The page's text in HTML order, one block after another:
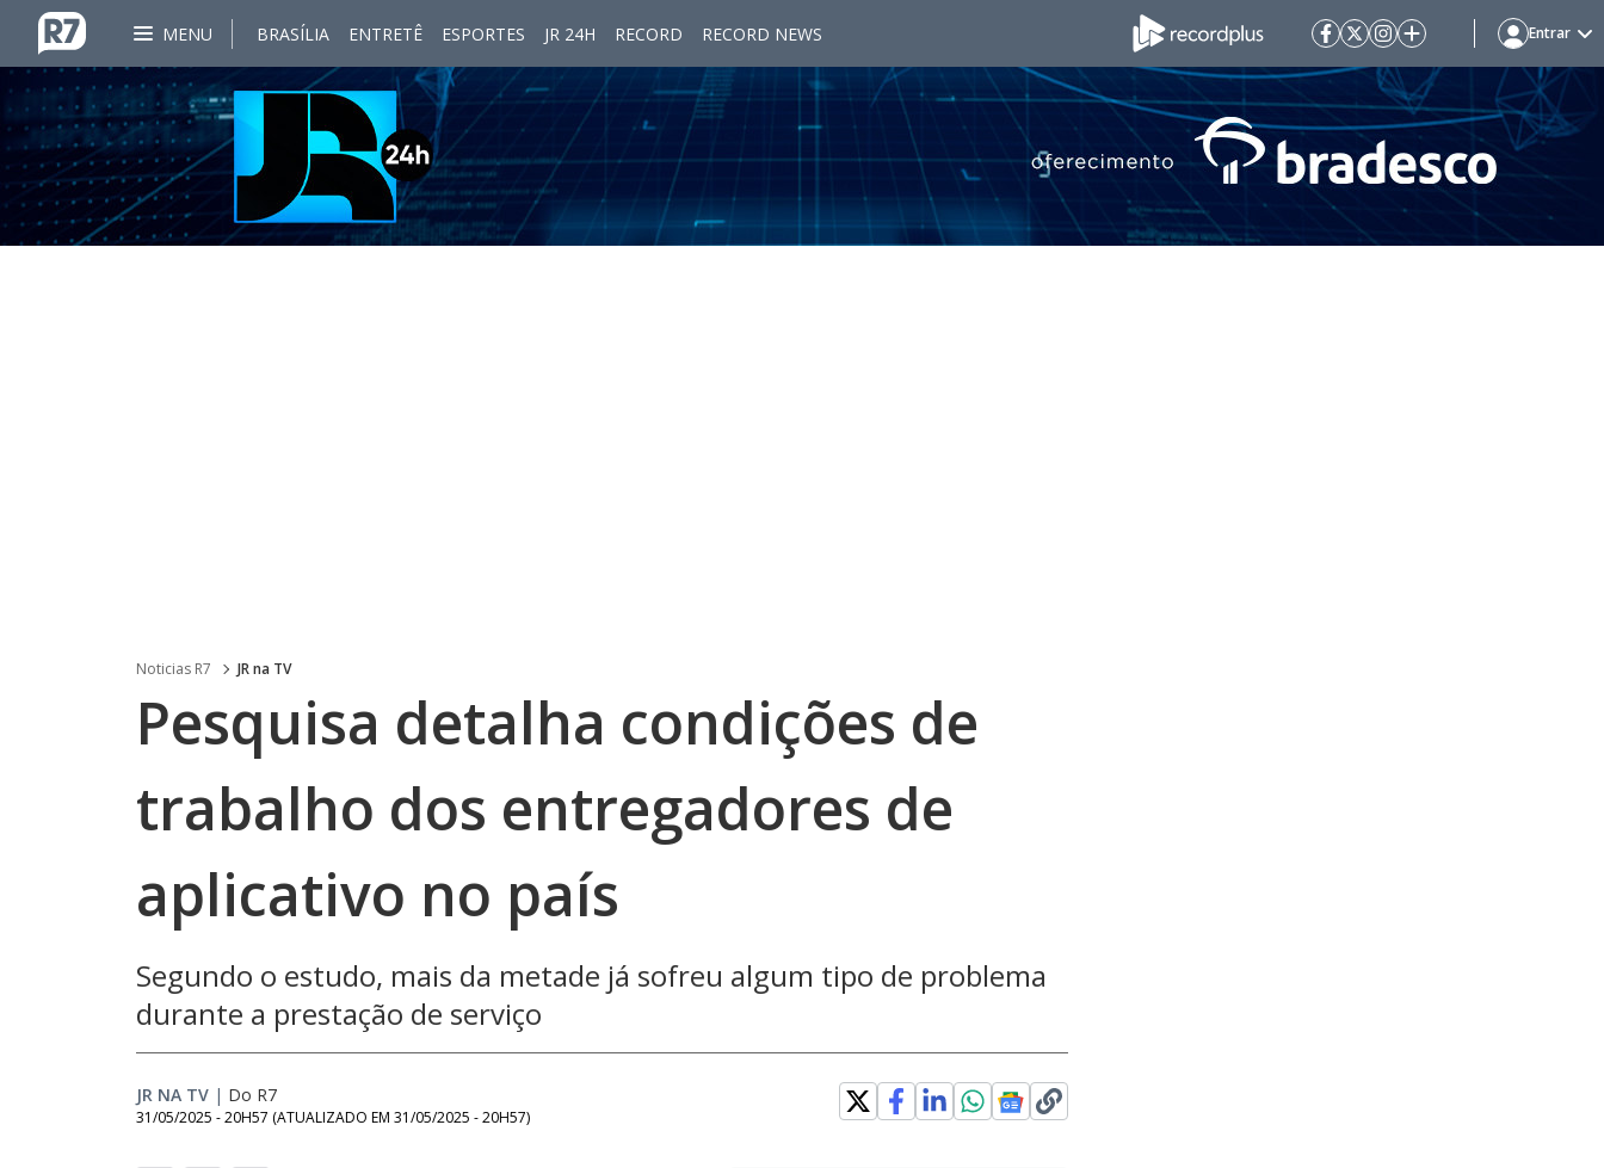
MENU BRASÍLIA ENTRETÊ ESPORTES JR 24H RECORD RECORD NEWS Entrar
Noticias R7 JR na TV
Pesquisa detalha condições de
trabalho dos entregadores de
aplicativo no país
Segundo o estudo, mais da metade já sofreu algum tipo de problema
durante a prestação de serviço
JR NA TV | Do R7
31/05/2025 - 20H57 (ATUALIZADO EM 31/05/2025 - 20H57)